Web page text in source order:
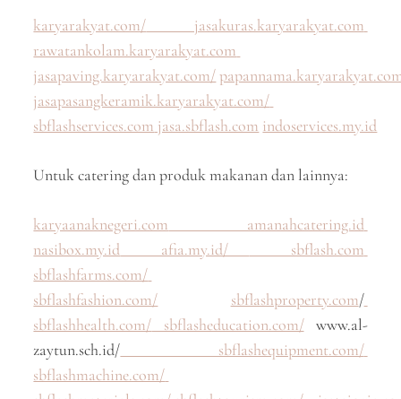
karyarakyat.com/ jasakuras.karyarakyat.com
rawatankolam.karyarakyat.com
jasapaving.karyarakyat.com/
jasapasangkeramik.karyarakyat.com/
sbflashservices.com jasa.sbflash.com indoservices.my.id
Untuk catering dan produk makanan dan lainnya:
karyaanaknegeri.com amanahcatering.id
nasibox.my.id afia.my.id/
sbflash.com
sbflashfarms.com/
sbflashfashion.com/
sbflashproperty.com/
sbflashhealth.com/ sbflasheducation.com/www.al-
zaytun.sch.id/ sbflashequipment.com/
sbflashmachine.com/